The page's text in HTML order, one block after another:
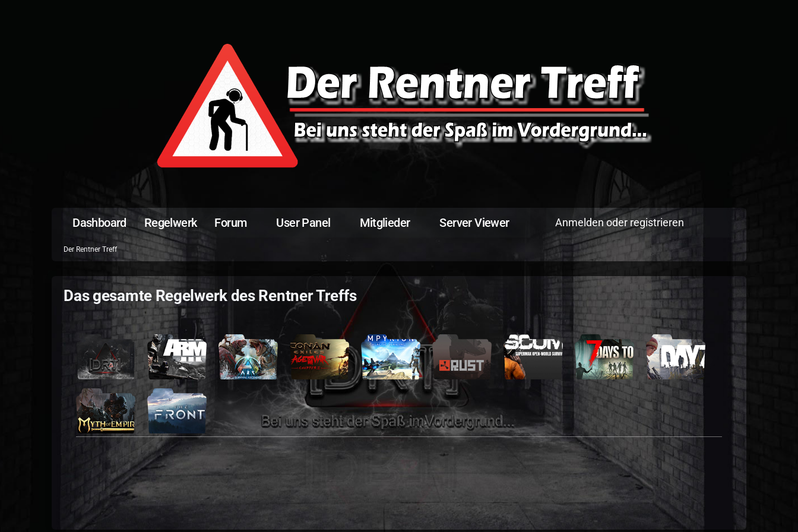
Dashboard Regelwerk Forum User Panel Mitglieder Server Viewer Anmelden oder registrieren
Der Rentner Treff
Das gesamte Regelwerk des Rentner Treffs